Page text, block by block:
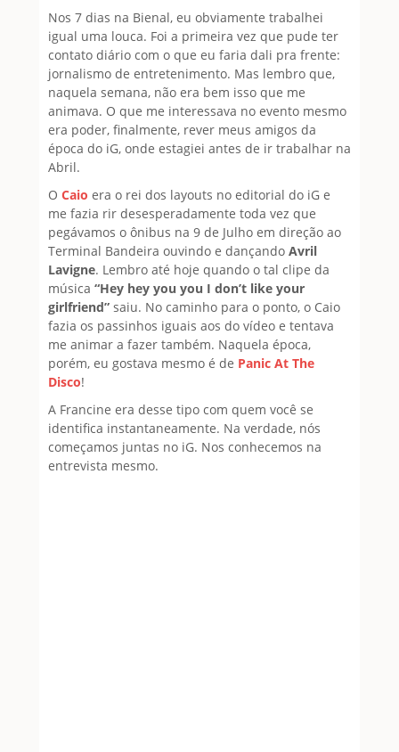
Nos 7 dias na Bienal, eu obviamente trabalhei
igual uma louca. Foi a primeira vez que pude ter
contato diário com o que eu faria dali pra frente:
jornalismo de entretenimento. Mas lembro que,
naquela semana, não era bem isso que me
animava. O que me interessava no evento mesmo
era poder, finalmente, rever meus amigos da
época do iG, onde estagiei antes de ir trabalhar na
Abril.
O Caio era o rei dos layouts no editorial do iG e
me fazia rir desesperadamente toda vez que
pegávamos o ônibus na 9 de Julho em direção ao
Terminal Bandeira ouvindo e dançando Avril
Lavigne. Lembro até hoje quando o tal clipe da
música “Hey hey you you I don’t like your
girlfriend” saiu. No caminho para o ponto, o Caio
fazia os passinhos iguais aos do vídeo e tentava
me animar a fazer também. Naquela época,
porém, eu gostava mesmo é de Panic At The
Disco!
A Francine era desse tipo com quem você se
identifica instantaneamente. Na verdade, nós
começamos juntas no iG. Nos conhecemos na
entrevista mesmo.